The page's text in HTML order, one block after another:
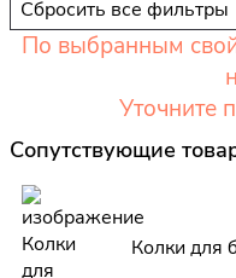
Сбросить все фильтры
По выбранным
Уточните
Сопутствующие
Колки для